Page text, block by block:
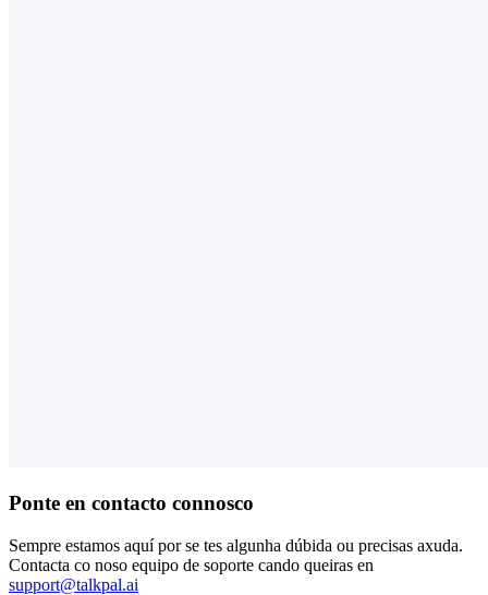
Ponte en contacto connosco
Sempre estamos aquí por se tes algunha dúbida ou precisas axuda.
Contacta co noso equipo de soporte cando queiras en
support@talkpal.ai